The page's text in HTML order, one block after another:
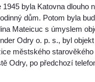
byla Katovna dlouho
dům. Potom byla
Mateicuc s úmyslem
Odry o. p. s., byl
městského
Odry, po předchozí